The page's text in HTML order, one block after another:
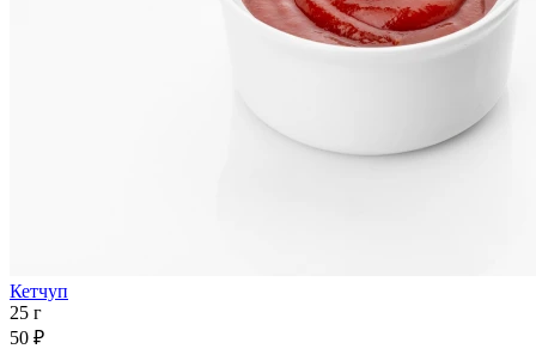
Кетчуп
25 г
50 ₽